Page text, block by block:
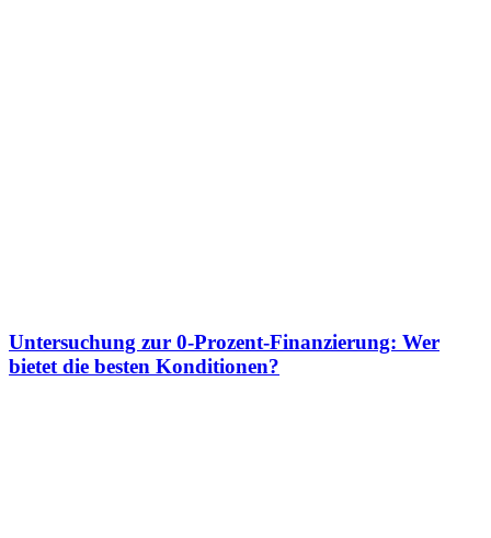
Untersuchung zur 0-Prozent-Finanzierung: Wer
bietet die besten Konditionen?